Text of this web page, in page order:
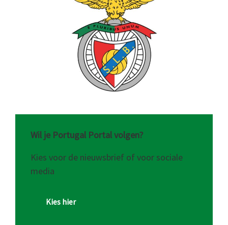
Wil je Portugal Portal volgen?
Kies voor de nieuwsbrief of voor sociale
media
Kies hier